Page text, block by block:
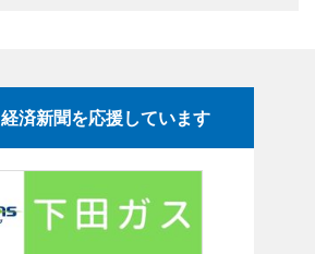
済新聞を応援しています